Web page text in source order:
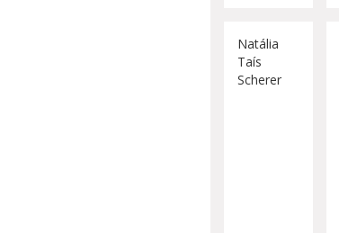
Natália
Taís
Scherer